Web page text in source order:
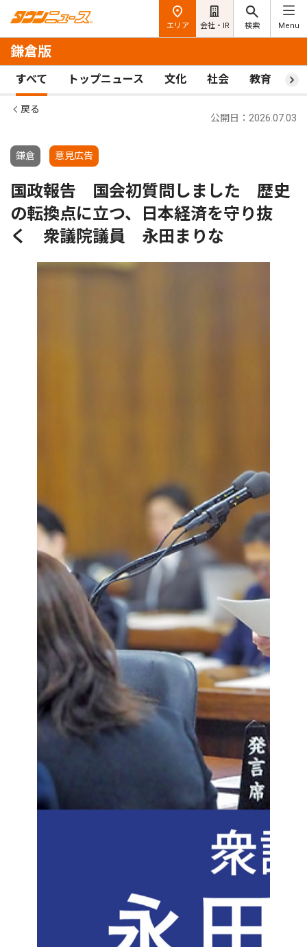
エリア 会社・IR 検索 Menu
鎌倉版
すべて トップニュース 文化 社会 教育 ス
戻る
鎌倉 意見広告
公開日：2026.07.03
国政報告 国会初質問しました 歴史
の転換点に立つ、日本経済を守り抜
く 衆議院議員 永田まりな